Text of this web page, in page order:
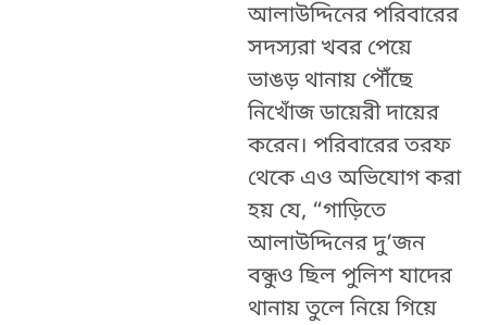
আলাউদ্দিনের পরিবারের
সদস্যরা খবর পেয়ে
ভাঙড় থানায় পৌঁছে
নিখোঁজ ডায়েরী দায়ের
করেন। পরিবারের তরফ
থেকে এও অভিযোগ করা
হয় যে, “গাড়িতে
আলাউদ্দিনের দু’জন
বন্ধুও ছিল পুলিশ যাদের
থানায় তুলে নিয়ে গিয়ে